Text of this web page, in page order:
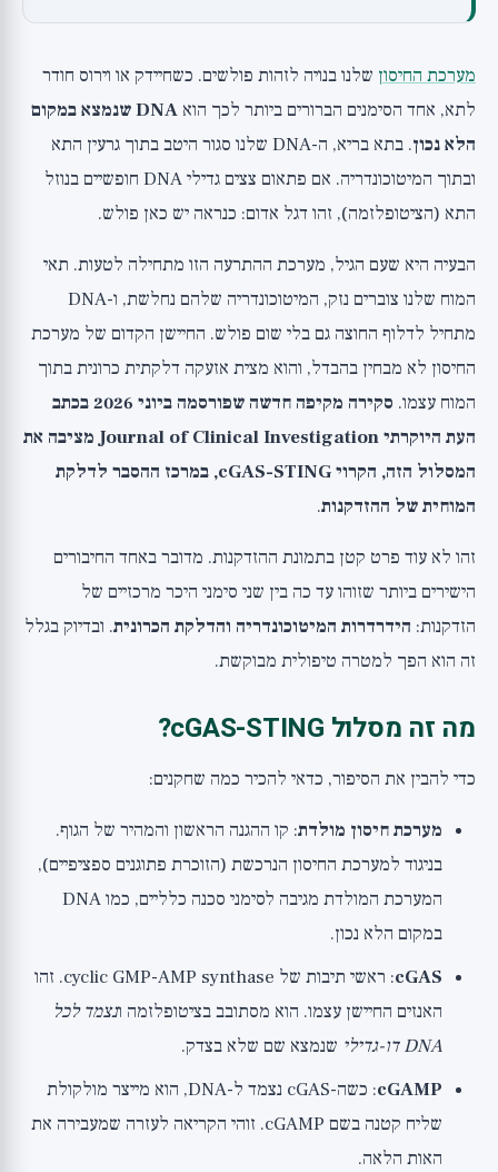
הקשר להזדקנות: כשהמיטוכונדריה מדליפה DNA
הראיות הנוכחיות
מחקר 1: cGAS-STING מניע הזדקנות מוחית, Nature
מחקר 2: עיכוב STING שיפר תפקוד בעכברים זקנים
מחקר 4: הסקירה החדשה, 2026
מה עם המערכת החיסונית בכל הגוף?
האם כדאי לחפש מעכב STING?
הפרספקטיבה הרחבה
מערכת החיסון שלנו בנויה לזהות פולשים. כשחיידק או וירוס חודר
לתא, אחד הסימנים הברורים ביותר לכך הוא
DNA שנמצא במקום
הלא נכון
. בתא בריא, ה-DNA שלנו סגור היטב בתוך גרעין התא
ובתוך המיטוכונדריה. אם פתאום צצים גדילי DNA חופשיים בנוזל
התא (הציטופלזמה), זהו דגל אדום: כנראה יש כאן פולש.
הבעיה היא שעם הגיל, מערכת ההתרעה הזו מתחילה לטעות. תאי
המוח שלנו צוברים נזק, המיטוכונדריה שלהם נחלשת, ו-DNA
מתחיל לדלוף החוצה גם בלי שום פולש. החיישן הקדום של מערכת
החיסון לא מבחין בהבדל, והוא מצית אזעקה דלקתית כרונית בתוך
המוח עצמו.
סקירה מקיפה חדשה שפורסמה ביוני 2026 בכתב
העת היוקרתי Journal of Clinical Investigation מציבה את
המסלול הזה, הקרוי cGAS-STING, במרכז ההסבר לדלקת
המוחית של ההזדקנות.
זהו לא עוד פרט קטן בתמונת ההזדקנות. מדובר באחד החיבורים
הישירים ביותר שזוהו עד כה בין שני סימני היכר מרכזיים של
הזדקנות: הידרדרות המיטוכונדריה והדלקת הכרונית. ובדיוק בגלל
זה הוא הפך למטרה טיפולית מבוקשת.
מה זה מסלול cGAS-STING?
כדי להבין את הסיפור, כדאי להכיר כמה שחקנים:
מערכת חיסון מולדת: קו ההגנה הראשון והמהיר של הגוף.
בניגוד למערכת החיסון הנרכשת (הזוכרת פתוגנים ספציפיים),
המערכת המולדת מגיבה לסימני סכנה כלליים, כמו DNA
במקום הלא נכון.
cGAS
: ראשי תיבות של cyclic GMP-AMP synthase. זהו
האנזים החיישן עצמו. הוא מסתובב בציטופלזמה ונצמד לכל
DNA דו-גדילי
שנמצא שם שלא בצדק.
cGAMP
: כשה-cGAS נצמד ל-DNA, הוא מייצר מולקולת
שליח קטנה בשם cGAMP. זוהי הקריאה לעזרה שמעבירה את
האות הלאה.